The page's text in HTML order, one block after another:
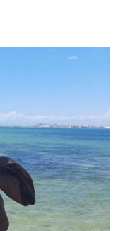
de San José
calles de